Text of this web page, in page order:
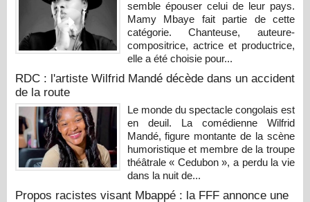
semble épouser celui de leur pays.
Mamy Mbaye fait partie de cette
catégorie. Chanteuse, auteure-
compositrice, actrice et productrice,
elle a été choisie pour...
RDC : l'artiste Wilfrid Mandé décède dans un accident
de la route
Le monde du spectacle congolais est
en deuil. La comédienne Wilfrid
Mandé, figure montante de la scène
humoristique et membre de la troupe
théâtrale « Cedubon », a perdu la vie
dans la nuit de...
Propos racistes visant Mbappé : la FFF annonce une